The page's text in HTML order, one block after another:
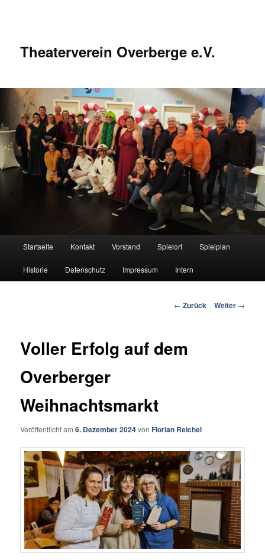
Theaterverein Overberge e.V.
Startseite Kontakt Vorstand Spielort Spielplan
Historie Datenschutz Impressum Intern
Beitrags-
← Zurück Weiter →
Voller Erfolg auf dem
Overberger
Weihnachtsmarkt
Veröffentlicht am6. Dezember 2024vonFlorian Reichel